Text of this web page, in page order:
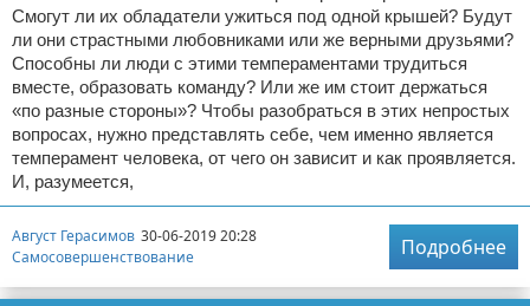
Смогут ли их обладатели ужиться под одной крышей? Будут
ли они страстными любовниками или же верными друзьями?
Способны ли люди с этими темпераментами трудиться
вместе, образовать команду? Или же им стоит держаться
«по разные стороны»? Чтобы разобраться в этих непростых
вопросах, нужно представлять себе, чем именно является
темперамент человека, от чего он зависит и как проявляется.
И, разумеется,
Август Герасимов 30-06-2019 20:28
Самосовершенствование
Подробнее